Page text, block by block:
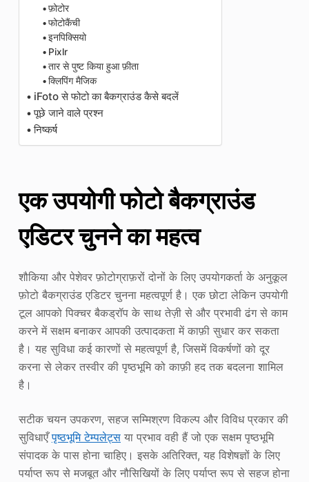
फ़ोटोर
फोटोकैंची
इनपिक्सियो
Pixlr
तार से पुष्ट किया हुआ फ़ीता
क्लिपिंग मैजिक
iFoto से फोटो का बैकग्राउंड कैसे बदलें
पूछे जाने वाले प्रश्न
निष्कर्ष
एक उपयोगी फोटो बैकग्राउंड
एडिटर चुनने का महत्व
शौकिया और पेशेवर फ़ोटोग्राफ़रों दोनों के लिए उपयोगकर्ता के अनुकूल
फ़ोटो बैकग्राउंड एडिटर चुनना महत्वपूर्ण है। एक छोटा लेकिन उपयोगी
टूल आपको पिक्चर बैकड्रॉप के साथ तेज़ी से और प्रभावी ढंग से काम
करने में सक्षम बनाकर आपकी उत्पादकता में काफ़ी सुधार कर सकता
है। यह सुविधा कई कारणों से महत्वपूर्ण है, जिसमें विकर्षणों को दूर
करना से लेकर तस्वीर की पृष्ठभूमि को काफ़ी हद तक बदलना शामिल
है।
सटीक चयन उपकरण, सहज सम्मिश्रण विकल्प और विविध प्रकार की
सुविधाएँपृष्ठभूमि टेम्पलेट्सया प्रभाव वही हैं जो एक सक्षम पृष्ठभूमि
संपादक के पास होना चाहिए। इसके अतिरिक्त, यह विशेषज्ञों के लिए
पर्याप्त रूप से मजबूत और नौसिखियों के लिए पर्याप्त रूप से सहज होना